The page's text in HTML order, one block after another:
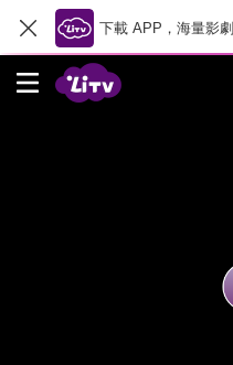
下載 APP，海量影